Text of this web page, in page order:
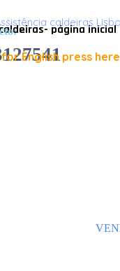
caldeiras
página inicial
for English press here